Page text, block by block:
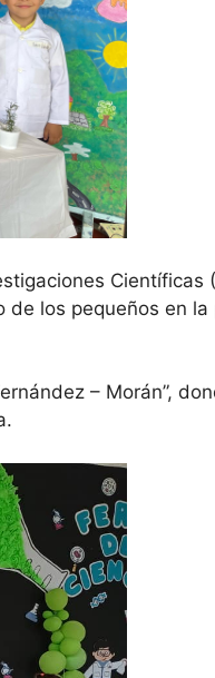
Científicas
los pequeños en
– Morán”,